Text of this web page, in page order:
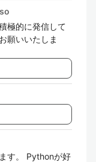
極的に発信して
願いいたしま
す。 Pythonが好